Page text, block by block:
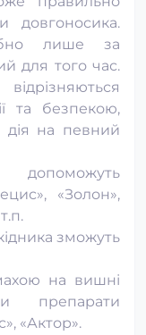
довгоносика.
лише за
для того час.
та безпекою,
дія на певний
допоможуть
«Золон»,
зможуть
на вишні
препарати
«Актор».